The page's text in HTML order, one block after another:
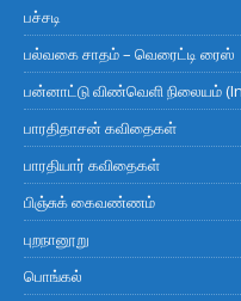
பச்சடி
பல்வகை சாதம் – வெரைட்டி ரைஸ்
பன்னாட்டு விண்வெளி நிலையம்
பாரதிதாசன் கவிதைகள்
பாரதியார் கவிதைகள்
பிஞ்சுக் கைவண்ணம்
புறநானூறு
பொங்கல்